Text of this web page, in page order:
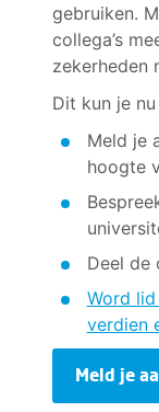
gebruiken.
collega’s
zekerheden
Dit kun je
Meld je
hoogte
Deel de
Word
verdien
Meld je